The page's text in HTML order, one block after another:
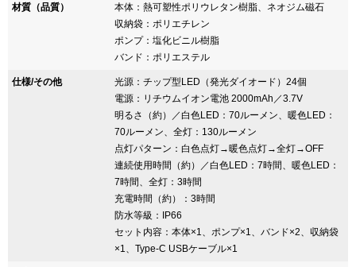
材質（品質）
本体：熱可塑性ポリウレタン樹脂、ネオジム磁石
収納袋：ポリエチレン
ポンプ：塩化ビニル樹脂
バンド：ポリエステル
仕様/その他
光源：チップ型LED（発光ダイオード）24個
電源：リチウムイオン電池 2000mAh／3.7V
明るさ（約）／白色LED：70ルーメン、暖色LED：
70ルーメン、全灯：130ルーメン
点灯パターン：白色点灯→暖色点灯→全灯→OFF
連続使用時間（約）／白色LED：7時間、暖色LED：
7時間、全灯：3時間
充電時間（約）：3時間
防水等級：IP66
セット内容：本体×1、ポンプ×1、バンド×2、収納袋
×1、Type-C USBケーブル×1